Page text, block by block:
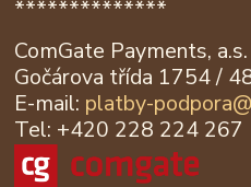
**************
ComGate Payments, a.s.
Gočárova třída 1754 /
E-mail: platby-podpora@
Tel: +420 228 224 267